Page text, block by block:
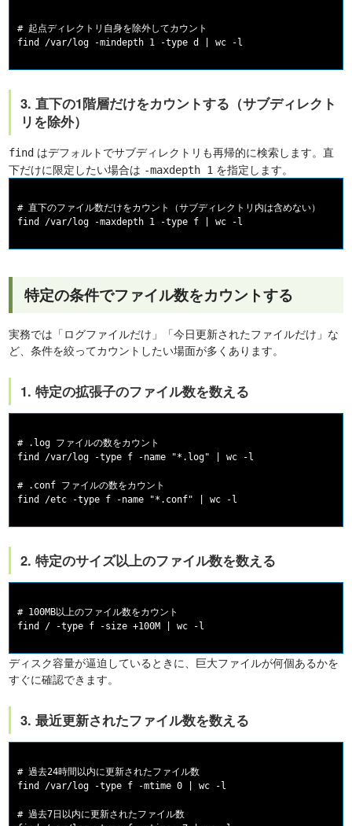
# 起点ディレクトリ自身を除外してカウント
3. 直下の1階層だけをカウントする（サブディレクト
リを除外）
find はデフォルトでサブディレクトリも再帰的に検索します。直
下だけに限定したい場合は -maxdepth 1 を指定します。
# 直下のファイル数だけをカウント（サブディレクトリ内は含めない）
特定の条件でファイル数をカウントする
実務では「ログファイルだけ」「今日更新されたファイルだけ」な
ど、条件を絞ってカウントしたい場面が多くあります。
1. 特定の拡張子のファイル数を数える
# .log ファイルの数をカウント
find /var/log -type f -name "*.log" | wc -l
# .conf ファイルの数をカウント
2. 特定のサイズ以上のファイル数を数える
# 100MB以上のファイル数をカウント
ディスク容量が逼迫しているときに、巨大ファイルが何個あるかを
すぐに確認できます。
3. 最近更新されたファイル数を数える
# 過去24時間以内に更新されたファイル数
find /var/log -type f -mtime 0 | wc -l
# 過去7日以内に更新されたファイル数